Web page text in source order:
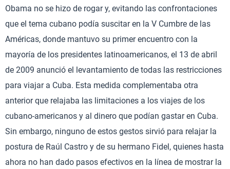
Obama no se hizo de rogar y, evitando las confrontaciones
que el tema cubano podía suscitar en la V Cumbre de las
Américas, donde mantuvo su primer encuentro con la
mayoría de los presidentes latinoamericanos, el 13 de abril
de 2009 anunció el levantamiento de todas las restricciones
para viajar a Cuba. Esta medida complementaba otra
anterior que relajaba las limitaciones a los viajes de los
cubano-americanos y al dinero que podían gastar en Cuba.
Sin embargo, ninguno de estos gestos sirvió para relajar la
postura de Raúl Castro y de su hermano Fidel, quienes hasta
ahora no han dado pasos efectivos en la línea de mostrar la